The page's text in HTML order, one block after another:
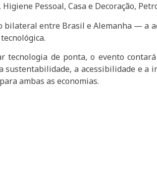
Pessoal, Casa e Decoração,
bilateral entre Brasil e Alemanha — a
de ponta, o evento
a acessibilidade e a
ambas as economias.